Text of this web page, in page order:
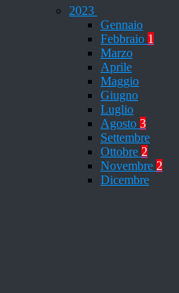
2023
Gennaio
Febbraio 1
Marzo
Aprile
Maggio
Giugno
Luglio
Agosto 3
Settembre
Ottobre 2
Novembre 2
Dicembre